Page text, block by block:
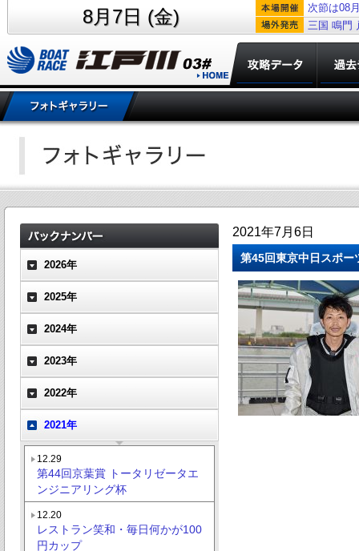
8月7日 (金)
次節は08
三国 鳴門
2026年
2025年
2024年
2023年
2022年
2021年
12.29
第44回京葉賞 トータリゼータエ
ンジニアリング杯
12.20
レストラン笑和・毎日何かが100
円カップ
2021年7月6日
第45回東京中日スポー